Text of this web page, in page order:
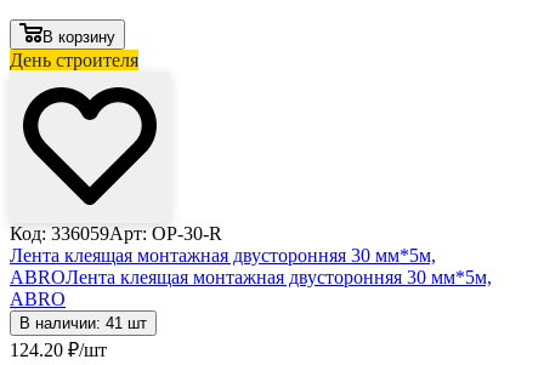
В корзину
День строителя
Код: 336059Арт: OP-30-R
Лента клеящая монтажная двусторонняя 30 мм*5м,
ABROЛента клеящая монтажная двусторонняя 30 мм*5м,
ABRO
В наличии: 41 шт
124.20 ₽/шт